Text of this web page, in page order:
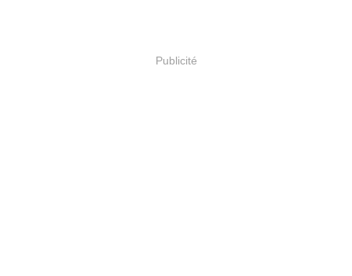
Publicité